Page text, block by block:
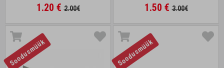
1.20 €2.00€ 1.50 €3.00€
Soodusmüük Soodusmüük